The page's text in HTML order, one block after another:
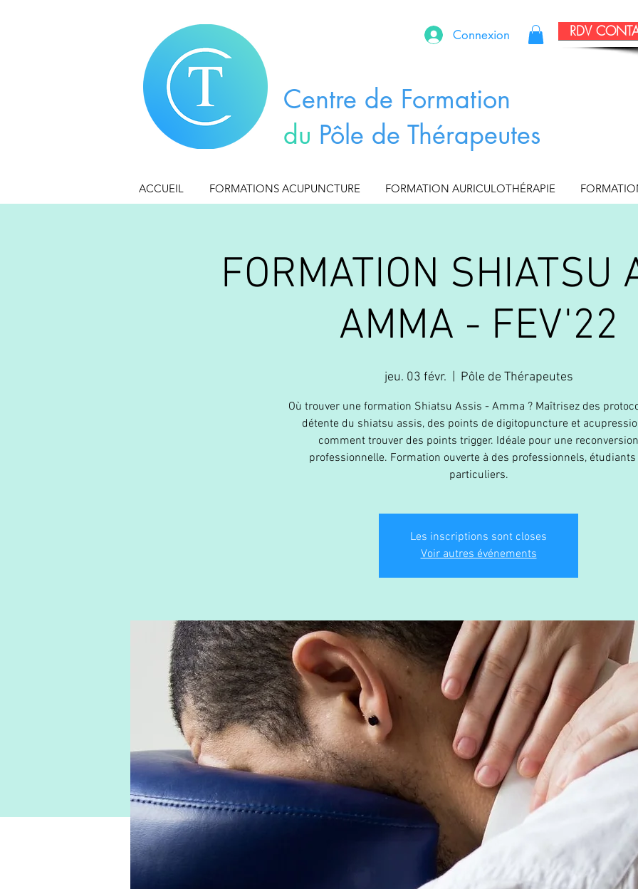
Connexion RDV
Centre de Formation
du Pôle de Thérapeutes
ACCUEIL FORMATIONS ACUPUNCTURE FORMATION AURICULOTHÉRAPIE
FORMATION SHIATSU
AMMA - FEV'22
jeu. 03 févr. Pôle de Thérapeutes
Où trouver une formation Shiatsu Assis - Amma ? Maîtrisez des
détente du shiatsu assis, des points de digitopuncture et
comment trouver des points trigger. Idéale pour une reconversion
professionnelle. Formation ouverte à des professionnels,
particuliers.
Les inscriptions sont closes
Voir autres événements